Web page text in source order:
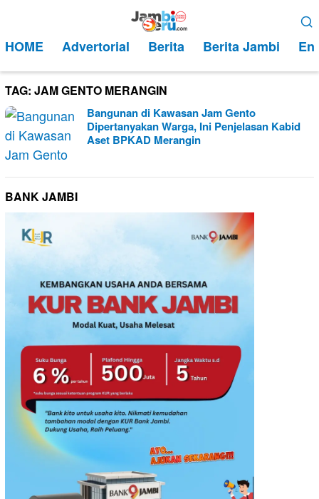
kontenMobile
HOME Advertorial Berita Berita Jambi
TAG: JAM GENTO MERANGIN
Bangunan di Kawasan Jam Gento
Dipertanyakan Warga, Ini Penjelasan Kabid
Aset BPKAD Merangin
BANK JAMBI